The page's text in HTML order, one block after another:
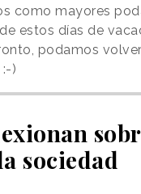
como mayores
estos días de
podamos
)
sociedad